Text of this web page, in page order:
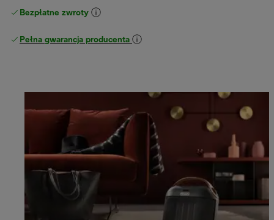
Bezpłatne zwroty
Pełna gwarancja producenta